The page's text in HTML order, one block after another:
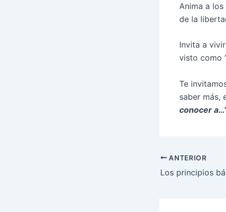
Anima a
de la
Invita a
visto como
Te
saber más,
conocer
ANTERIOR